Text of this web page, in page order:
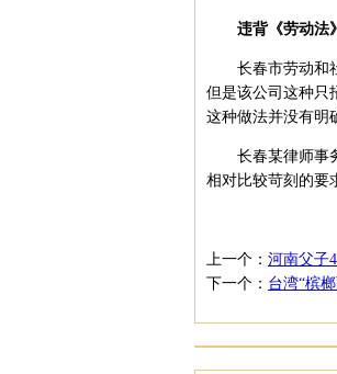
违背《劳动法
长春市劳动和社
但是该公司这种只
这种做法并没有明
长春某律师事务
相对比较苛刻的要
上一个： 河南父子
下一个： 台湾“槟